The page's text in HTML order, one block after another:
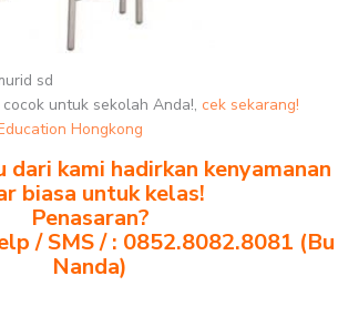
sd
untuk sekolah Anda!, cek sekarang!
Hongkong
kami hadirkan kenyamanan
biasa untuk kelas!
Penasaran?
/ SMS / : 0852.8082.8081 (Bu
Nanda)